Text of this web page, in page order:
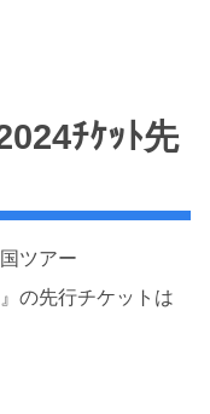
ﾁｹｯﾄ先
ツアー
の先行チケットは